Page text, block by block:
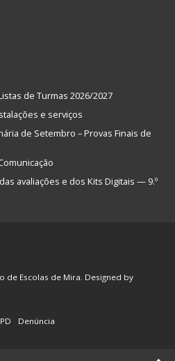
de Turmas 2026/2027
e serviços
de Setembro – Provas Finais de
avaliações e dos Kits Digitais — 9.º
de Escolas de Mira. Designed by
Denúncia